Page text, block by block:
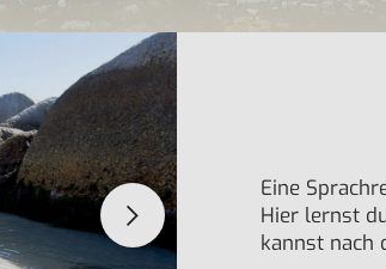
Eine
Hier lernst
kannst nach